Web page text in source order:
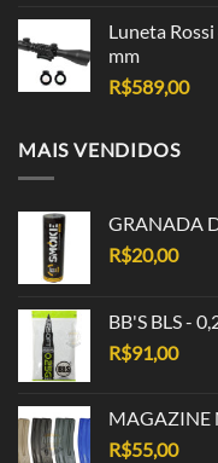
Luneta
mm
R$589,00
MAIS VENDIDOS
GRANADA
R$20,00
BB'S BLS -
R$91,00
MAGAZINE
R$55,00